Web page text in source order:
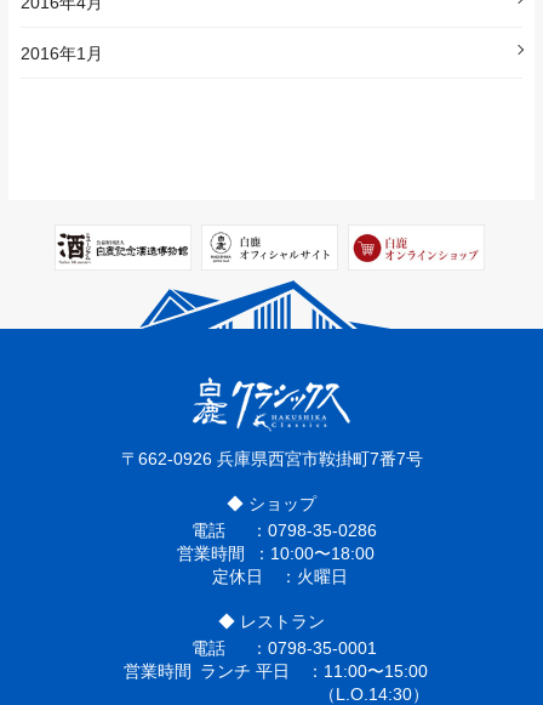
2016年1月
〒662-0926 兵庫県西宮市鞍掛町7番7号
◆ ショップ
電話
0798-35-0286
営業時間
10:00〜18:00
定休日
火曜日
◆ レストラン
電話
0798-35-0001
営業時間
ランチ 平日
11:00〜15:00
（L.O.14:30）